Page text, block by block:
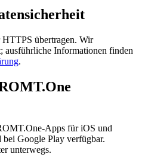
übertragen. Wir
ausführliche Informationen finden
.
Apps für iOS und
Google Play verfügbar.
unterwegs.